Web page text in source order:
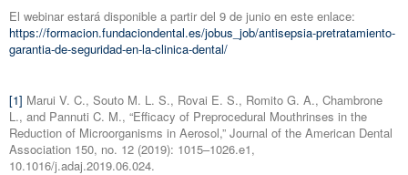
El webinar estará disponible a partir del 9 de junio en este enlace:
https://formacion.fundaciondental.es/jobus_job/antisepsia-pretratamiento-
garantia-de-seguridad-en-la-clinica-dental/
[1] Marui V. C., Souto M. L. S., Rovai E. S., Romito G. A., Chambrone
L., and Pannuti C. M., “Efficacy of Preprocedural Mouthrinses in the
Reduction of Microorganisms in Aerosol,” Journal of the American Dental
Association 150, no. 12 (2019): 1015–1026.e1,
10.1016/j.adaj.2019.06.024.